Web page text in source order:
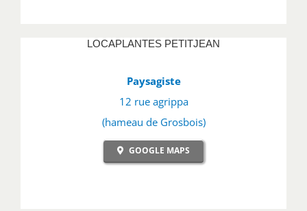
LOCAPLANTES PETITJEAN
Paysagiste
12 rue agrippa
(hameau de Grosbois)
GOOGLE MAPS